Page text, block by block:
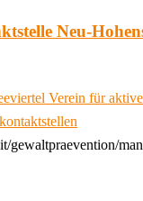
Neu-
Verein für
gewaltpraevention/